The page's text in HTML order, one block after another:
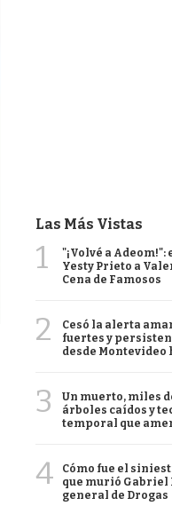
Las Más Vistas
1
"¡Volvé a
Yesty Prieto a
Cena de Famosos
2
Cesó la alerta
fuertes y
desde Montevideo
3
Un muerto, miles
árboles caídos y
temporal que
4
Cómo fue el
que murió Gabriel
general de Drogas